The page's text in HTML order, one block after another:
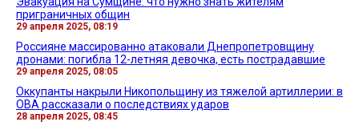
приграничных общин
29 апреля 2025, 08:19
Россияне массированно атаковали Днепропетровщину
дронами: погибла 12-летняя девочка, есть пострадавшие
29 апреля 2025, 08:05
Оккупанты накрыли Никопольщину из тяжелой артиллерии: в
ОВА рассказали о последствиях ударов
28 апреля 2025, 08:45